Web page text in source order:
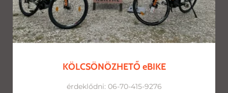
KÖLCSÖNÖZHETŐ eBIKE
érdeklődni: 06-70-415-9276